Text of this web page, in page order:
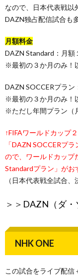
なので、日本代表戦以
DAZN独占配信試合も
月額料金
DAZN Standard：月額
※最初の３か月のみ！
DAZN SOCCERプラン
※最初の３か月のみ！
※ただし年間プラン（
↑FIFAワールドカップ
「DAZN SOCCERプ
ので、ワールドカップ
Standardプラン」がお
（日本代表戦全試合
＞＞ DAZN（ダ・
NHK ONE
この試合をライブ配信